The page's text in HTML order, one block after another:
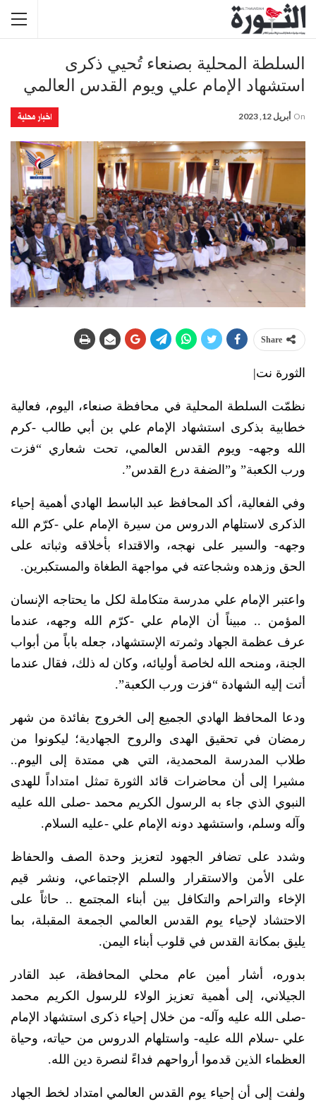
السلطة المحلية بصنعاء تُحيي ذكرى
استشهاد الإمام علي ويوم القدس العالمي
اخبار محلية On أبريل 12, 2023
Share
الثورة نت|
نظمّت السلطة المحلية في محافظة صنعاء، اليوم، فعالية
خطابية بذكرى استشهاد الإمام علي بن أبي طالب -كرم
الله وجهه- ويوم القدس العالمي، تحت شعاري “فزت
ورب الكعبة” و”الضفة درع القدس”.
وفي الفعالية، أكد المحافظ عبد الباسط الهادي أهمية إحياء
الذكرى لاستلهام الدروس من سيرة الإمام علي -كرّم الله
وجهه- والسير على نهجه، والاقتداء بأخلاقه وثباته على
الحق وزهده وشجاعته في مواجهة الطغاة والمستكبرين.
واعتبر الإمام علي مدرسة متكاملة لكل ما يحتاجه الإنسان
المؤمن .. مبيناً أن الإمام علي -كرّم الله وجهه، عندما
عرف عظمة الجهاد وثمرته الإستشهاد، جعله باباً من أبواب
الجنة، ومنحه الله لخاصة أوليائه، وكان له ذلك، فقال عندما
أتت إليه الشهادة “فزت ورب الكعبة”.
ودعا المحافظ الهادي الجميع إلى الخروج بفائدة من شهر
رمضان في تحقيق الهدى والروح الجهادية؛ ليكونوا من
طلاب المدرسة المحمدية، التي هي ممتدة إلى اليوم..
مشيرا إلى أن محاضرات قائد الثورة تمثل امتداداً للهدى
النبوي الذي جاء به الرسول الكريم محمد -صلى الله عليه
وآله وسلم، واستشهد دونه الإمام علي -عليه السلام.
وشدد على تضافر الجهود لتعزيز وحدة الصف والحفاظ
على الأمن والاستقرار والسلم الإجتماعي، ونشر قيم
الإخاء والتراحم والتكافل بين أبناء المجتمع .. حاثاً على
الاحتشاد لإحياء يوم القدس العالمي الجمعة المقبلة، بما
يليق بمكانة القدس في قلوب أبناء اليمن.
بدوره، أشار أمين عام محلي المحافظة، عبد القادر
الجيلاني، إلى أهمية تعزيز الولاء للرسول الكريم محمد
-صلى الله عليه وآله- من خلال إحياء ذكرى استشهاد الإمام
علي -سلام الله عليه- واستلهام الدروس من حياته، وحياة
العظماء الذين قدموا أرواحهم فداءً لنصرة دين الله.
ولفت إلى أن إحياء يوم القدس العالمي امتداد لخط الجهاد